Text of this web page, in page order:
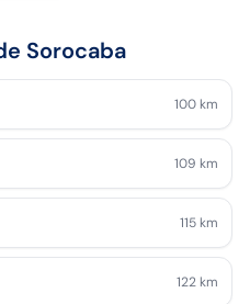
Sorocaba
100 km
109 km
115 km
122 km